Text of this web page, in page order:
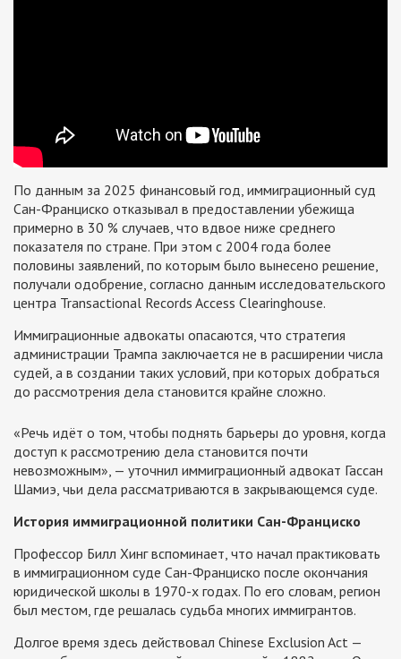
По данным за 2025 финансовый год, иммиграционный суд
Сан-Франциско отказывал в предоставлении убежища
примерно в 30 % случаев, что вдвое ниже среднего
показателя по стране. При этом с 2004 года более
половины заявлений, по которым было вынесено решение,
получали одобрение, согласно данным исследовательского
центра Transactional Records Access Clearinghouse.
Иммиграционные адвокаты опасаются, что стратегия
администрации Трампа заключается не в расширении числа
судей, а в создании таких условий, при которых добраться
до рассмотрения дела становится крайне сложно.
«Речь идёт о том, чтобы поднять барьеры до уровня, когда
доступ к рассмотрению дела становится почти
невозможным», — уточнил иммиграционный адвокат Гассан
Шамиэ, чьи дела рассматриваются в закрывающемся суде.
История иммиграционной политики Сан-Франциско
Профессор Билл Хинг вспоминает, что начал практиковать
в иммиграционном суде Сан-Франциско после окончания
юридической школы в 1970-х годах. По его словам, регион
был местом, где решалась судьба многих иммигрантов.
Долгое время здесь действовал Chinese Exclusion Act —